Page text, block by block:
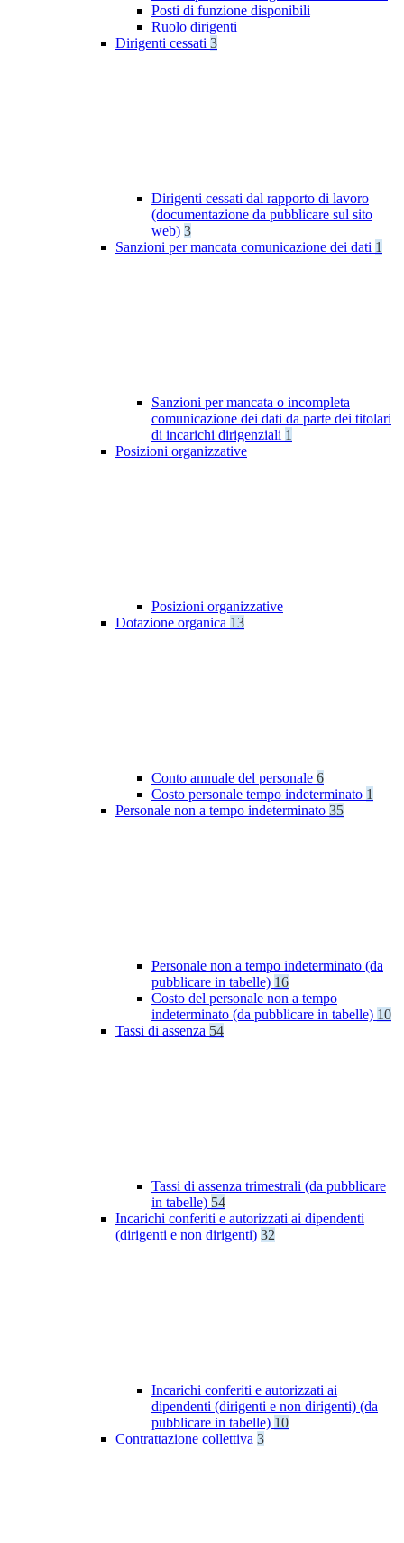
Posti di funzione disponibili
Ruolo dirigenti
Dirigenti cessati 3
Dirigenti cessati dal rapporto di lavoro
(documentazione da pubblicare sul sito
web) 3
Sanzioni per mancata comunicazione dei dati 1
Sanzioni per mancata o incompleta
comunicazione dei dati da parte dei titolari
di incarichi dirigenziali 1
Posizioni organizzative
Posizioni organizzative
Dotazione organica 13
Conto annuale del personale 6
Costo personale tempo indeterminato 1
Personale non a tempo indeterminato 35
Personale non a tempo indeterminato (da
pubblicare in tabelle) 16
Costo del personale non a tempo
indeterminato (da pubblicare in tabelle) 10
Tassi di assenza 54
Tassi di assenza trimestrali (da pubblicare
in tabelle) 54
Incarichi conferiti e autorizzati ai dipendenti
(dirigenti e non dirigenti) 32
Incarichi conferiti e autorizzati ai
dipendenti (dirigenti e non dirigenti) (da
pubblicare in tabelle) 10
Contrattazione collettiva 3